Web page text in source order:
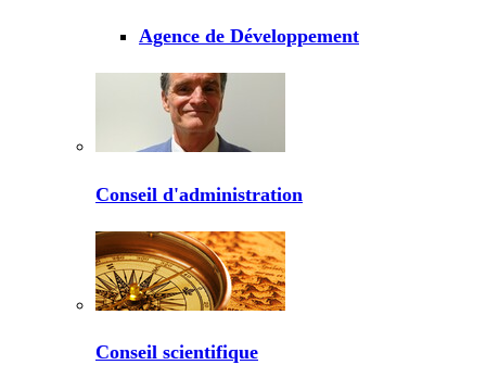
Agence de Développement
Conseil d'administration
Conseil scientifique